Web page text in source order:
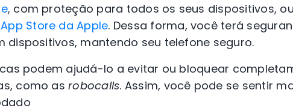
, com proteção para todos os seus dispositivos, ou
Store da Apple. Dessa forma, você terá
dispositivos, mantendo seu telefone seguro.
podem ajudá-lo a evitar ou bloquear
como asrobocalls. Assim, você pode se sentir